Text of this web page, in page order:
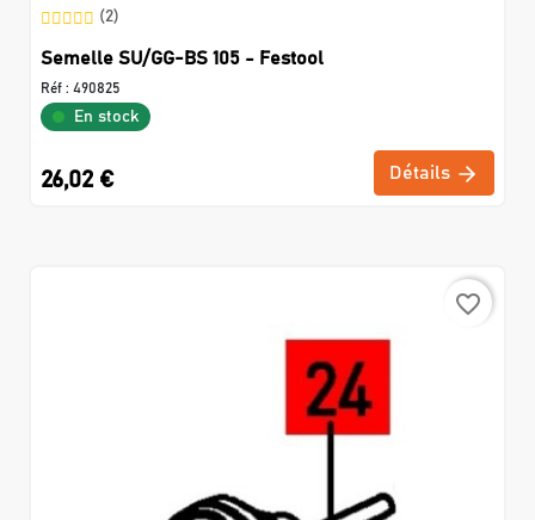
(2)
Semelle SU/GG-BS 105 - Festool
Réf : 490825
En stock
26,02 € Détails
favorite_border